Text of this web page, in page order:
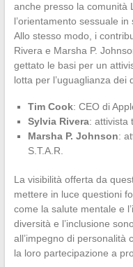
anche presso la comunità
l’orientamento sessuale
Allo stesso modo, i
Rivera e Marsha P.
gettato le basi per un
lotta per l’uguaglianza dei
Tim Cook: CEO di
Sylvia Rivera: attivista
Marsha P. Johnson:
S.T.A.R.
La visibilità offerta da
mettere in luce questioni
come la salute mentale e
diversità e l’inclusione
all’impegno di personalità
la loro partecipazione a